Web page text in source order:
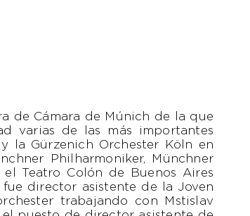
de Cámara de Múnich de la que
varias de las más importantes
la Gürzenich Orchester Köln en
Philharmoniker, Münchner
Teatro Colón de Buenos Aires
director asistente de la Joven
trabajando con Mstislav